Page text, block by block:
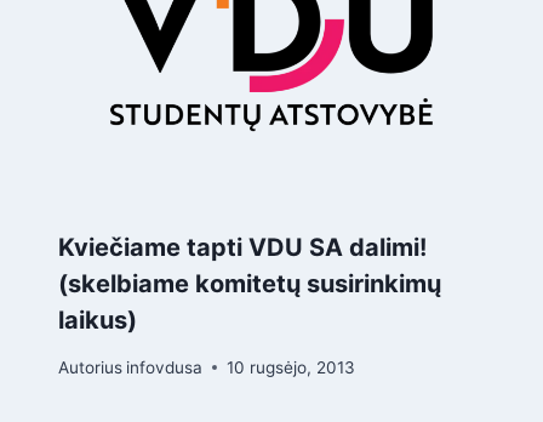
Kviečiame tapti VDU SA dalimi!
(skelbiame komitetų susirinkimų
laikus)
Autorius infovdusa 10 rugsėjo, 2013